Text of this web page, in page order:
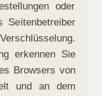
oder
erkennen Sie
Browsers von
und an dem